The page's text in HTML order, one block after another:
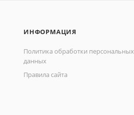
ИНФОРМАЦИЯ
Политика обработки персональных
данных
Правила сайта